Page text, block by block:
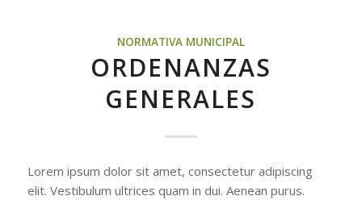
NORMATIVA MUNICIPAL
ORDENANZAS
GENERALES
Lorem ipsum dolor sit amet, consectetur adipiscing
elit. Vestibulum ultrices quam in dui. Aenean purus.